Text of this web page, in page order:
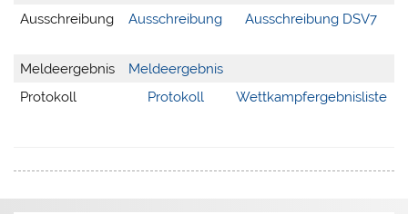
Ausschreibung
Ausschreibung Ausschreibung DSV7
Meldeergebnis
Meldeergebnis
Protokoll
Protokoll Wettkampfergebnisliste